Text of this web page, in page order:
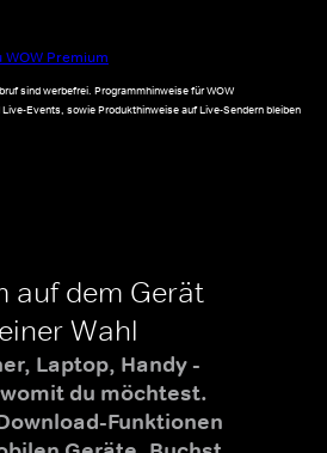
Premium
sind werbefrei. Programmhinweise für WOW
Events, sowie Produkthinweise auf Live-Sendern bleiben
auf dem Gerät
Wahl
Laptop, Handy -
du möchtest.
Funktionen